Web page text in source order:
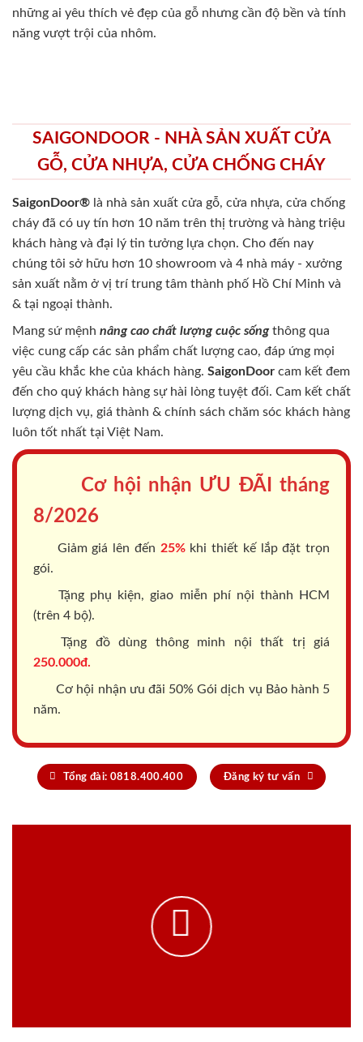
những ai yêu thích vẻ đẹp của gỗ nhưng cần độ bền và tính
năng vượt trội của nhôm.
SAIGONDOOR - NHÀ SẢN XUẤT CỬA
GỖ, CỬA NHỰA, CỬA CHỐNG CHÁY
SaigonDoor® là nhà sản xuất cửa gỗ, cửa nhựa, cửa chống
cháy đã có uy tín hơn 10 năm trên thị trường và hàng triệu
khách hàng và đại lý tin tưởng lựa chọn. Cho đến nay
chúng tôi sở hữu hơn 10 showroom và 4 nhà máy - xưởng
sản xuất nằm ở vị trí trung tâm thành phố Hồ Chí Minh và
& tại ngoại thành.
Mang sứ mệnh nâng cao chất lượng cuộc sốngthông qua
việc cung cấp các sản phẩm chất lượng cao, đáp ứng mọi
yêu cầu khắc khe của khách hàng. SaigonDoor cam kết đem
đến cho quý khách hàng sự hài lòng tuyệt đối. Cam kết chất
lượng dịch vụ, giá thành & chính sách chăm sóc khách hàng
luôn tốt nhất tại Việt Nam.
Cơ hội nhận ƯU ĐÃI tháng
8/2026
Giảm giá lên đến 25%khi thiết kế lắp đặt trọn
gói.
Tặng phụ kiện, giao miễn phí nội thành HCM
(trên 4 bộ).
Tặng đồ dùng thông minh nội thất trị giá
250.000đ.
Cơ hội nhận ưu đãi 50% Gói dịch vụ Bảo hành 5
năm.
Tổng đài: 0818.400.400 Đăng ký tư vấn